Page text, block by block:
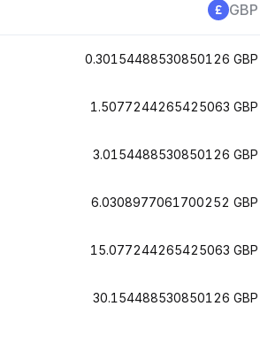
GBP
0.30154488530850126 GBP
1.5077244265425063 GBP
3.0154488530850126 GBP
6.0308977061700252 GBP
15.077244265425063 GBP
30.154488530850126 GBP